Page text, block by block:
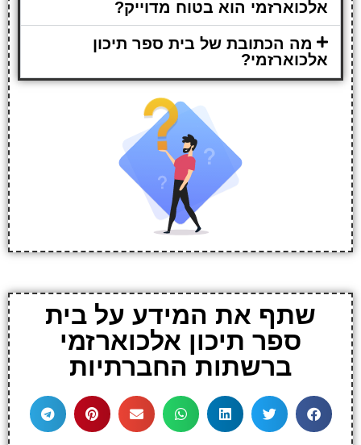
אלכוארזמי הוא בטוח מדוייק?
מה הכתובת של בית ספר תיכון
אלכוארזמי?
שתף את המידע על בית
ספר תיכון אלכוארזמי
ברשתות החברתיות